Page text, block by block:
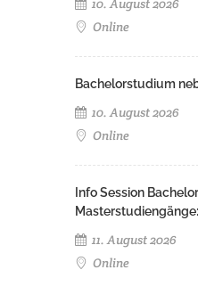
10. August 2026
Online
Bachelorstudium
10. August 2026
Online
Info Session
11. August 2026
Online